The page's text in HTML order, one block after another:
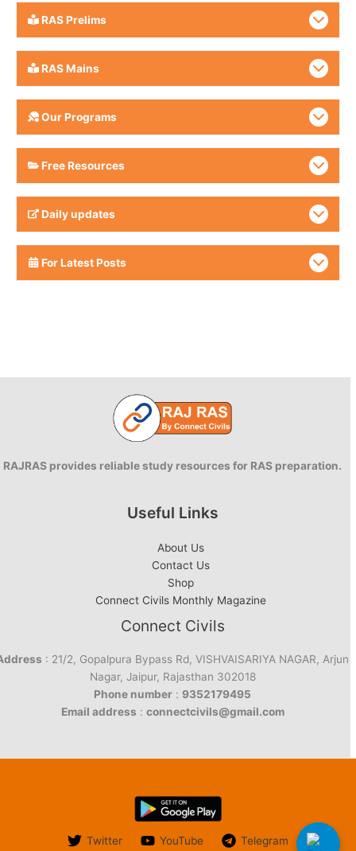
RAS Prelims
RAS Mains
Our Programs
Free Resources
Daily updates
For Latest Posts
RAJRAS provides reliable study resources for RAS preparation.
Useful Links
About Us
Contact Us
Shop
Connect Civils Monthly Magazine
Connect Civils
: 21/2, Gopalpura Bypass Rd, VISHVAISARIYA NAGAR, Arjun
Nagar, Jaipur, Rajasthan 302018
Phone number : 9352179495
Email address : connectcivils@gmail.com
Twitter YouTube Telegram